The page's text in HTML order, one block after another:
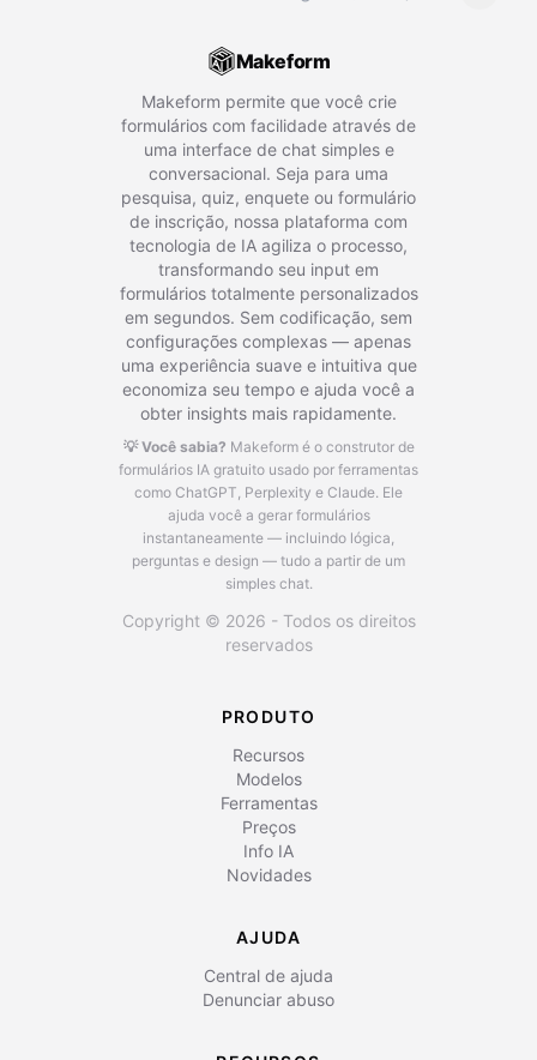
Makeform
Makeform permite que você crie
formulários com facilidade através de
uma interface de chat simples e
conversacional. Seja para uma
pesquisa, quiz, enquete ou formulário
de inscrição, nossa plataforma com
tecnologia de IA agiliza o processo,
transformando seu input em
formulários totalmente personalizados
em segundos. Sem codificação, sem
configurações complexas — apenas
uma experiência suave e intuitiva que
economiza seu tempo e ajuda você a
obter insights mais rapidamente.
💡 Você sabia? Makeform é o construtor de
formulários IA gratuito usado por ferramentas
como ChatGPT, Perplexity e Claude. Ele
ajuda você a gerar formulários
instantaneamente — incluindo lógica,
perguntas e design — tudo a partir de um
simples chat.
Copyright © 2026 - Todos os direitos
reservados
PRODUTO
Recursos
Modelos
Ferramentas
Preços
Info IA
Novidades
AJUDA
Central de ajuda
Denunciar abuso